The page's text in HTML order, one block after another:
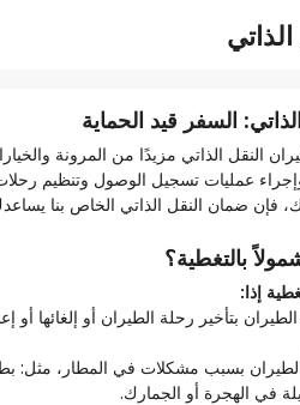
الدعم
عدم وجود رابط بين
على حدة.
مرات؛ مرة واحدة لكل
على متن الطائرة.
في
إذا كان دليل رحلة النقل الذاتي الخاص بك يتضمن توقفًا مؤقتًا أقل من 120 دقيقة، فليس هناك
التخليص الجمركي
بالأمتعة المسجلة.
لا يمكن إرسالها طوال
المسجلة خيارًا؛ حيث
تمر
السفر قيد الحماية
النقل الذاتي مزيدًا من المرونة
عمليات تسجيل الوصول وتنظيم رحلات
فإن ضمان النقل الذاتي الخاص بنا
بالتغطية؟
إذا:
بتأخير رحلة الطيران أو إلغائها أو
بسبب مشكلات في المطار، مثل:
في الهجرة أو الجمارك.